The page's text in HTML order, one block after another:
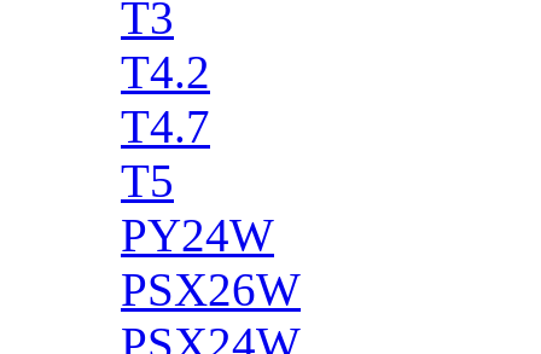
T3
T4.2
T4.7
T5
PY24W
PSX26W
PSX24W